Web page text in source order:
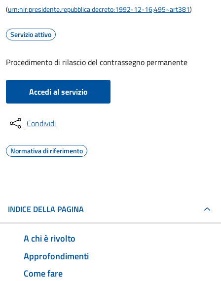
(urn:nir:presidente.repubblica:decreto:1992-12-16;495~art381)
Servizio attivo
Procedimento di rilascio del contrassegno permanente
Accedi al servizio
Condividi
Normativa di riferimento
INDICE DELLA PAGINA
A chi è rivolto
Approfondimenti
Come fare